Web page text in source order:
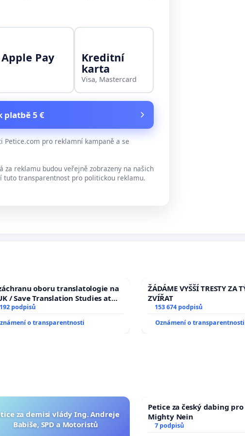
Apple Pay Kreditní
karta
Visa, Mastercard
platbě 5 €
Petice.com pro reklamní kampaně a se
za reklamu budou veřejně zobrazeny na našich
tuto transparentnost pro politickou reklamu.
oboru translatologie na
/ Save Translation Studies at
Faculty of Arts, Charles
podpisů
o transparentnosti
ŽÁDÁME VYŠŠÍ TRESTY ZA
ZVÍŘAT
153 674 podpisů
Oznámení o transparentnosti
za demisi vlády Ing. Andreje
Babiše, SPD a Motoristů
Petice za český dabing
Mighty Nein
7 podpisů